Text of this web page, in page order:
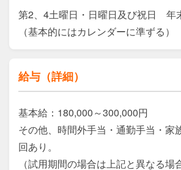
第2、4土曜日・日曜日及び祝日　年
（基本的にはカレンダーに準ずる）
給与（詳細）
基本給：180,000～300,000円
その他、時間外手当・通勤手当・家
回あり。
（試用期間の場合は上記と異なる場